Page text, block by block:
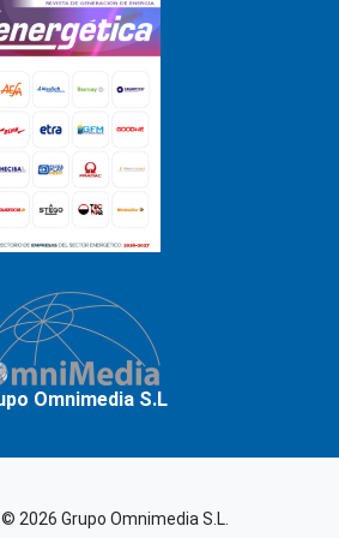
Omnimedia S.L
2026 Grupo Omnimedia S.L.